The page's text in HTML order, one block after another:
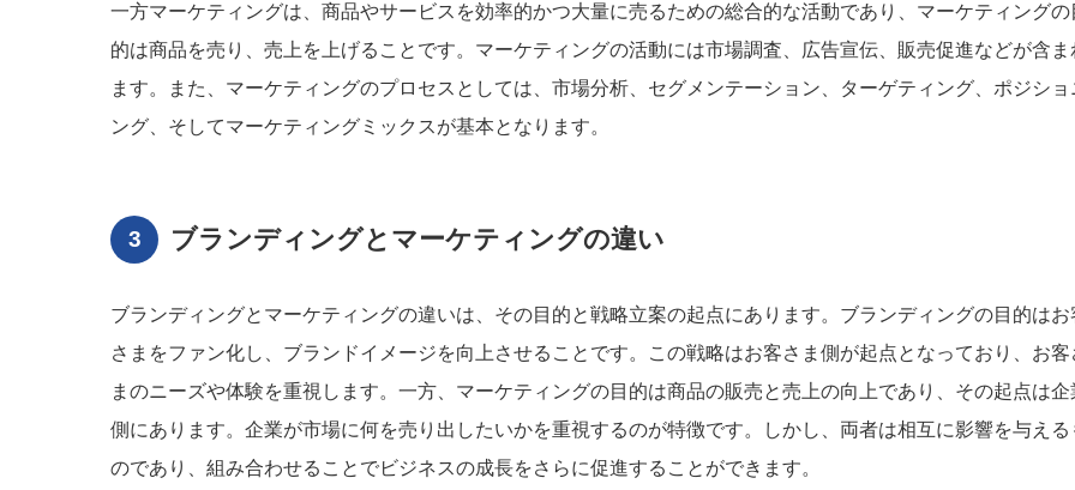
一方マーケティングは、商品やサービスを効率的かつ大量に売るための総合的な活動であり、マーケティングの
的は商品を売り、売上を上げることです。マーケティングの活動には市場調査、広告宣伝、販売促進などが含ま
ます。また、マーケティングのプロセスとしては、市場分析、セグメンテーション、ターゲティング、ポジショ
ング、そしてマーケティングミックスが基本となります。
ブランディングとマーケティングの違い
ブランディングとマーケティングの違いは、その目的と戦略立案の起点にあります。ブランディングの目的はお
さまをファン化し、ブランドイメージを向上させることです。この戦略はお客さま側が起点となっており、お客
まのニーズや体験を重視します。一方、マーケティングの目的は商品の販売と売上の向上であり、その起点は企
側にあります。企業が市場に何を売り出したいかを重視するのが特徴です。しかし、両者は相互に影響を与える
のであり、組み合わせることでビジネスの成長をさらに促進することができます。